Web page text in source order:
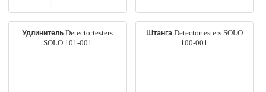
Удлинитель Detectortesters
SOLO 101-001
Штанга Detectortesters SOLO
100-001